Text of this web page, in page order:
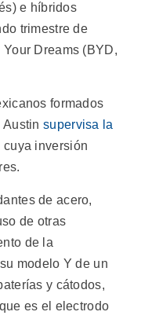
e híbridos
trimestre de
Dreams (BYD,
formados
supervisa la
cuya inversión
de acero,
de otras
de la
modelo Y de un
y cátodos,
es el electrodo